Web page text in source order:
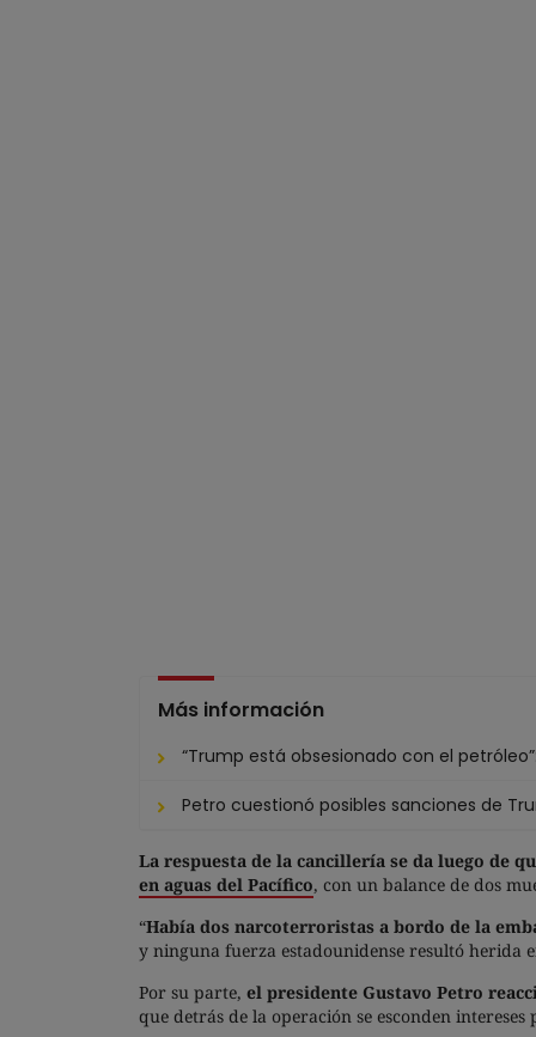
Más información
“Trump está obsesionado con el
Petro cuestionó posibles sanciones de
La respuesta de la cancillería se da luego de
en aguas del Pacífico, con un balance de dos
“Había dos narcoterroristas a bordo de la
y ninguna fuerza estadounidense resultó herida
Por su parte, el presidente Gustavo Petro
que detrás de la operación se esconden